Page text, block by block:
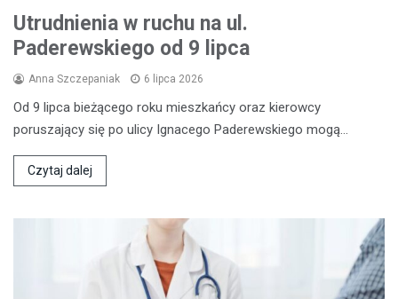
Utrudnienia w ruchu na ul.
Paderewskiego od 9 lipca
Anna Szczepaniak 6 lipca 2026
Od 9 lipca bieżącego roku mieszkańcy oraz kierowcy
poruszający się po ulicy Ignacego Paderewskiego mogą…
Czytaj dalej